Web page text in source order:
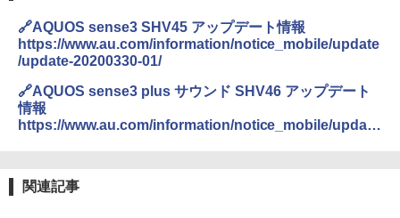
🔗AQUOS sense3 SHV45 アップデート情報
https://www.au.com/information/notice_mobile/update
/update-20200330-01/
🔗AQUOS sense3 plus サウンド SHV46 アップデート
情報
https://www.au.com/information/notice_mobile/update
関連記事